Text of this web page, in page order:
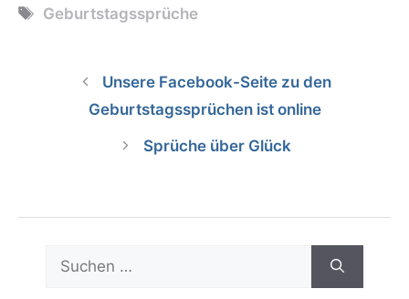
Schlagwörter
Geburtstagssprüche
Unsere Facebook-Seite zu den
Geburtstagssprüchen ist online
Sprüche über Glück
nach: